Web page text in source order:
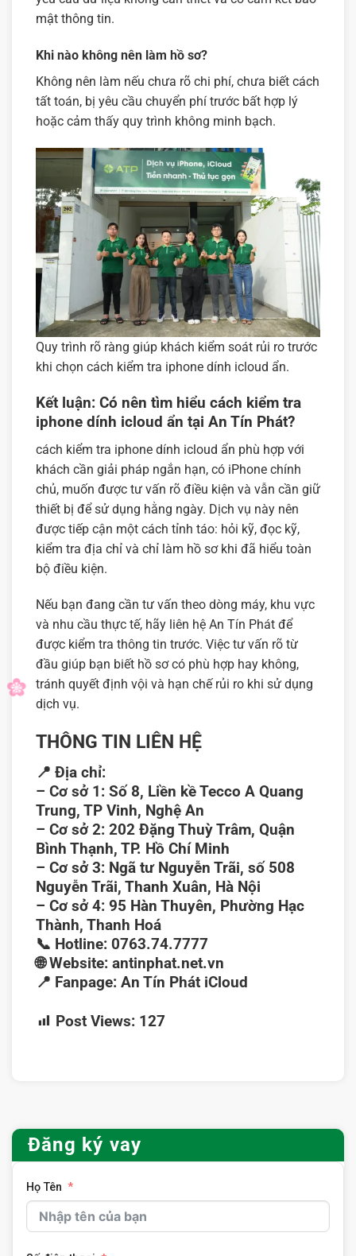
mật thông tin.
Khi nào không nên làm hồ sơ?
Không nên làm nếu chưa rõ chi phí, chưa biết cách
tất toán, bị yêu cầu chuyển phí trước bất hợp lý
hoặc cảm thấy quy trình không minh bạch.
Quy trình rõ ràng giúp khách kiểm soát rủi ro trước
khi chọn cách kiểm tra iphone dính icloud ẩn.
Kết luận: Có nên tìm hiểu cách kiểm tra
iphone dính icloud ẩn tại An Tín Phát?
cách kiểm tra iphone dính icloud ẩn phù hợp với
khách cần giải pháp ngắn hạn, có iPhone chính
chủ, muốn được tư vấn rõ điều kiện và vẫn cần giữ
thiết bị để sử dụng hằng ngày. Dịch vụ này nên
được tiếp cận một cách tỉnh táo: hỏi kỹ, đọc kỹ,
kiểm tra địa chỉ và chỉ làm hồ sơ khi đã hiểu toàn
bộ điều kiện.
Nếu bạn đang cần tư vấn theo dòng máy, khu vực
và nhu cầu thực tế, hãy liên hệ An Tín Phát để
được kiểm tra thông tin trước. Việc tư vấn rõ từ
đầu giúp bạn biết hồ sơ có phù hợp hay không,
tránh quyết định vội và hạn chế rủi ro khi sử dụng
dịch vụ.
THÔNG TIN LIÊN HỆ
📍 Địa chỉ:
– Cơ sở 1: Số 8, Liền kề Tecco A Quang
Trung, TP Vinh, Nghệ An
– Cơ sở 2: 202 Đặng Thuỳ Trâm, Quận
Bình Thạnh, TP. Hồ Chí Minh
– Cơ sở 3: Ngã tư Nguyễn Trãi, số 508
Nguyễn Trãi, Thanh Xuân, Hà Nội
– Cơ sở 4: 95 Hàn Thuyên, Phường Hạc
Thành, Thanh Hoá
📞 Hotline: 0763.74.7777
🌐Website: antinphat.net.vn
📍 Fanpage: An Tín Phát iCloud
Post Views: 127
Đăng ký vay
Họ Tên